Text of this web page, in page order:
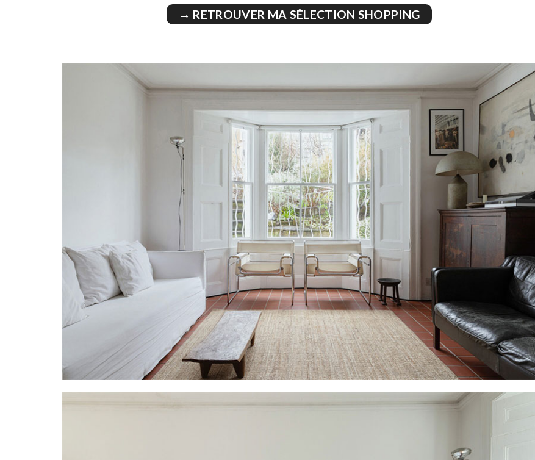
→ RETROUVER MA SÉLECTION SHOPPING